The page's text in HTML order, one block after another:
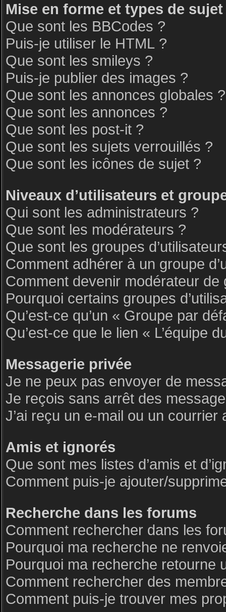
Mise en forme et types de sujet
Que sont les BBCodes ?
Puis-je utiliser le HTML ?
Que sont les smileys ?
Puis-je publier des images ?
Que sont les annonces globales ?
Que sont les annonces ?
Que sont les post-it ?
Que sont les sujets verrouillés ?
Que sont les icônes de sujet ?
Niveaux d’utilisateurs et
Qui sont les administrateurs ?
Que sont les modérateurs ?
Que sont les groupes
Comment adhérer à un groupe
Comment devenir modérateur de
Pourquoi certains groupes
Qu’est-ce qu’un « Groupe par
Qu’est-ce que le lien « L’équipe
Messagerie privée
Je ne peux pas envoyer de
Je reçois sans arrêt des
J’ai reçu un e-mail ou un courrier
Amis et ignorés
Que sont mes listes d’amis et
Comment puis-je ajouter/
Recherche dans les forums
Comment rechercher dans les
Pourquoi ma recherche ne
Pourquoi ma recherche retourne
Comment rechercher des
Comment puis-je trouver mes